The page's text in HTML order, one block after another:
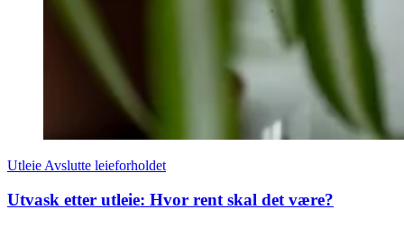
Utleie Avslutte leieforholdet
Utvask etter utleie: Hvor rent skal det være?